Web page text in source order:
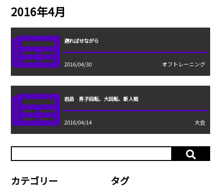
2016年4月
遅ればせながら
2016/04/30 オフトレーニング
岩岳 男子回転、大回転、新人戦
2016/04/14 大会
カテゴリー タグ